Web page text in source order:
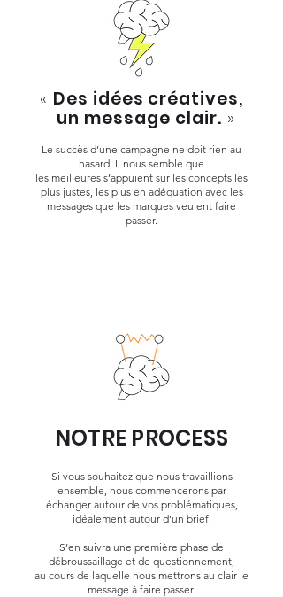
« Des idées créatives,
un message clair. »
Le succès d’une campagne ne doit rien au
hasard. Il nous semble que
les meilleures s’appuient sur les concepts les
plus justes, les plus en adéquation avec les
messages que les marques veulent faire
passer.
NOTRE PROCESS
Si vous souhaitez que nous travaillions
ensemble, nous commencerons par
échanger autour de vos problématiques,
idéalement autour d’un brief.
S’en suivra une première phase de
débroussaillage et de questionnement,
au cours de laquelle nous mettrons au clair le
message à faire passer.